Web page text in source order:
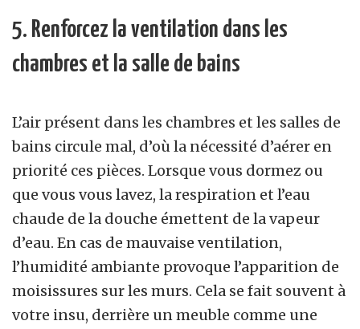
5. Renforcez la ventilation dans les
chambres et la salle de bains
L’air présent dans les chambres et les salles de
bains circule mal, d’où la nécessité d’aérer en
priorité ces pièces. Lorsque vous dormez ou
que vous vous lavez, la respiration et l’eau
chaude de la douche émettent de la vapeur
d’eau. En cas de mauvaise ventilation,
l’humidité ambiante provoque l’apparition de
moisissures sur les murs. Cela se fait souvent à
votre insu, derrière un meuble comme une